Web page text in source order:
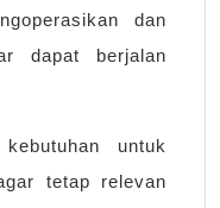
dan
dapat berjalan
untuk
tetap relevan